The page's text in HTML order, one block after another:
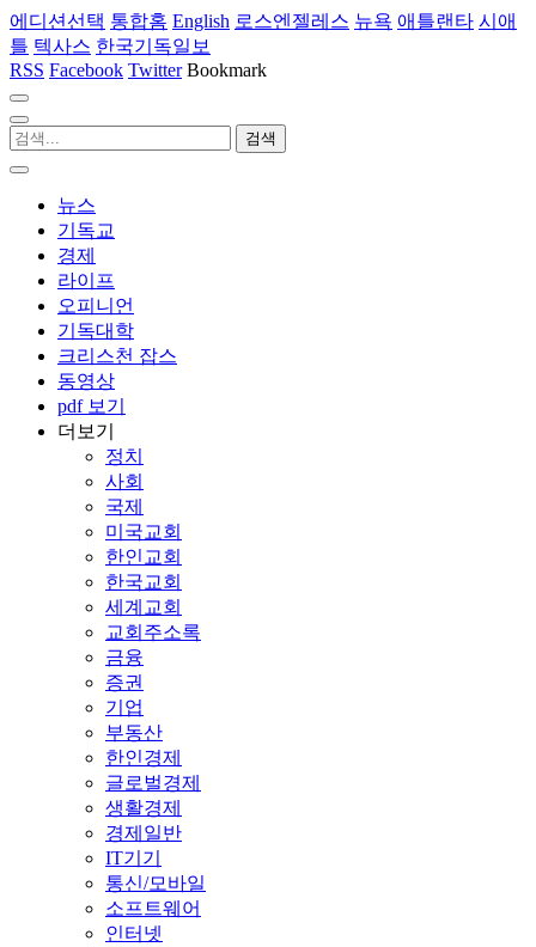
에디션선택 통합홈 English 로스엔젤레스 뉴욕 애틀랜타 시애
틀 텍사스 한국기독일보
RSS Facebook Twitter Bookmark
뉴스
기독교
경제
라이프
오피니언
기독대학
크리스천 잡스
동영상
pdf 보기
더보기
정치
사회
국제
미국교회
한인교회
한국교회
세계교회
교회주소록
금융
증권
기업
부동산
한인경제
글로벌경제
생활경제
경제일반
IT기기
통신/모바일
소프트웨어
인터넷